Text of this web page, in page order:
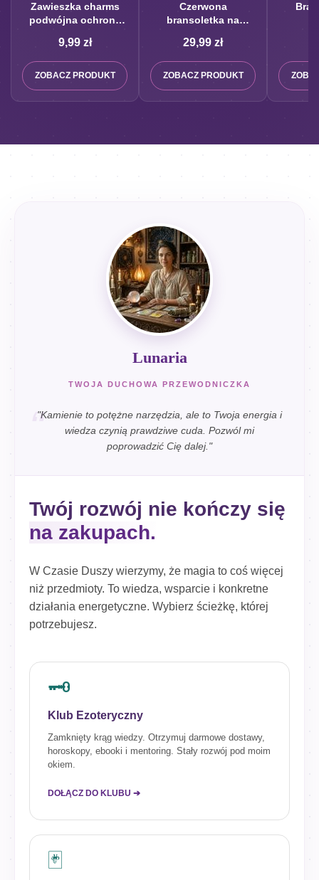
Zawieszka charms
podwójna ochrona
Proroka
9,99 zł
ZOBACZ PRODUKT
Czerwona
bransoletka na
z trąbą w górę
29,99 zł
ZOBACZ PRODUKT
Lunaria
TWOJA DUCHOWA PRZEWODNICZKA
"Kamienie to potężne narzędzia, ale to Twoja energia i
wiedza czynią prawdziwe cuda. Pozwól mi
poprowadzić Cię dalej."
Twój rozwój nie kończy się
na zakupach.
W Czasie Duszy wierzymy, że magia to coś więcej
niż przedmioty. To wiedza, wsparcie i konkretne
działania energetyczne. Wybierz ścieżkę, której
potrzebujesz.
🗝️
Klub Ezoteryczny
Zamknięty krąg wiedzy. Otrzymuj darmowe dostawy,
horoskopy, ebooki i mentoring. Stały rozwój pod moim
okiem.
DOŁĄCZ DO KLUBU ➔
🃏